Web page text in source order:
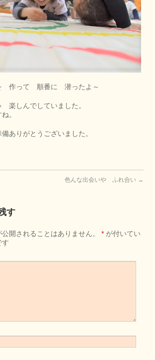
作って 順番に 潜ったよ～
しんでしていました。
。
ありがとうございました。
色んな出会いや ふれ合い →
す
開されることはありません。 * が付いてい
す